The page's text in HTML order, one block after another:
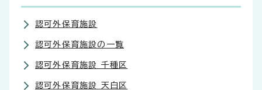
認可外保育施設
認可外保育施設の一覧
認可外保育施設 千種区
認可外保育施設 天白区